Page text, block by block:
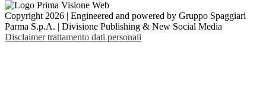
Copyright 2026 | Engineered and powered by Gruppo Spaggiari
Parma S.p.A. | Divisione Publishing & New Social Media
Disclaimer trattamento dati personali